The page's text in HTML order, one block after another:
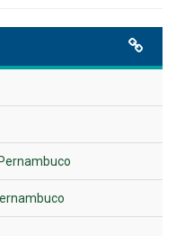
VER TODAS NOTÍCIAS